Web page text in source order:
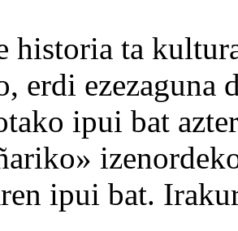
ta kultura
erdi
ipui bat
ipui bat.